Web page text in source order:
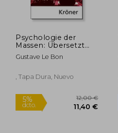
5%
Psychologie der
Massen: Übersetzt
von Rudolf Eisler, mit
Einem Aktuellen
Helmut König
(Kta)) (en Alemán)
Gustave Le Bon
, Tapa Dura, Nuevo